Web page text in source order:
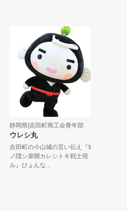
静岡県|吉田町商工会青年部
ウレシ丸
吉田町の小山城の言い伝え『城
ノ隠シ扉開カレシトキ戦士現
ル』ひょんな...